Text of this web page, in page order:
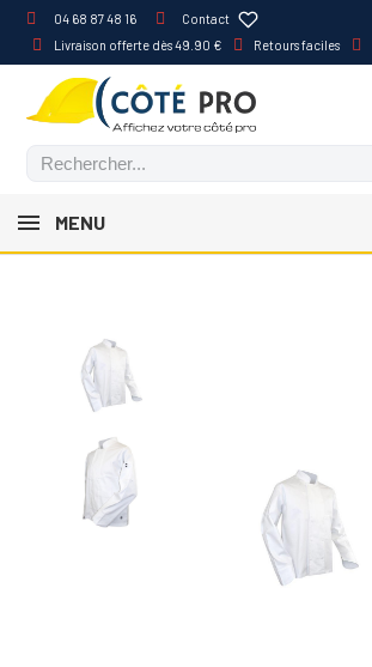
04 68 87 48 16
Contact
Livraison offerte dès 49.90 €
Retours faciles
MENU